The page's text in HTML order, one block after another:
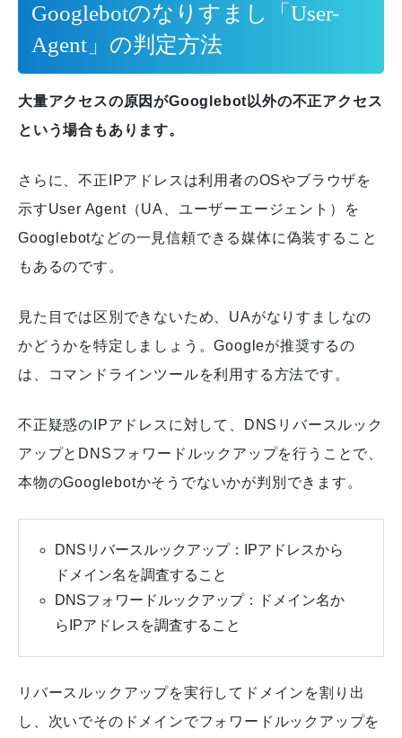
Googlebotのなりすまし「User-
Agent」の判定方法
大量アクセスの原因がGooglebot以外の不正アクセス
という場合もあります。
さらに、不正IPアドレスは利用者のOSやブラウザを
示すUser Agent（UA、ユーザーエージェント）を
Googlebotなどの一見信頼できる媒体に偽装すること
もあるのです。
見た目では区別できないため、UAがなりすましなの
かどうかを特定しましょう。Googleが推奨するの
は、コマンドラインツールを利用する方法です。
不正疑惑のIPアドレスに対して、DNSリバースルック
アップとDNSフォワードルックアップを行うことで、
本物のGooglebotかそうでないかが判別できます。
DNSリバースルックアップ：IPアドレスから
ドメイン名を調査すること
DNSフォワードルックアップ：ドメイン名か
らIPアドレスを調査すること
リバースルックアップを実行してドメインを割り出
し、次いでそのドメインでフォワードルックアップを